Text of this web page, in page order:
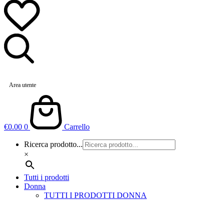
Area utente
€0.00 0 Carrello
Ricerca prodotto...
×
Tutti i prodotti
Donna
TUTTI I PRODOTTI DONNA